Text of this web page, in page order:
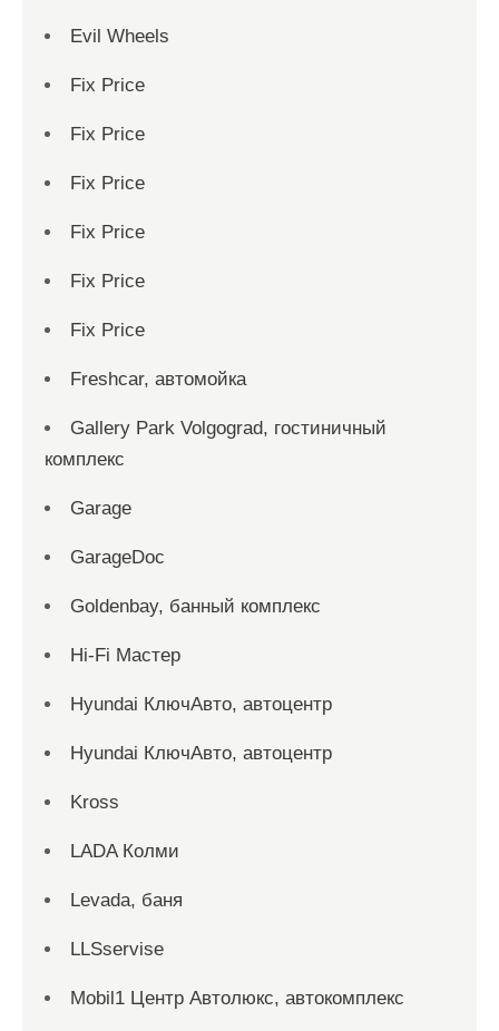
Evil Wheels
Fix Price
Fix Price
Fix Price
Fix Price
Fix Price
Fix Price
Freshcar, автомойка
Gallery Park Volgograd, гостиничный
комплекс
Garage
GarageDoc
Goldenbay, банный комплекс
Hi-Fi Мастер
Hyundai КлючАвто, автоцентр
Hyundai КлючАвто, автоцентр
Kross
LADA Колми
Levada, баня
LLSservise
Mobil1 Центр Автолюкс, автокомплекс